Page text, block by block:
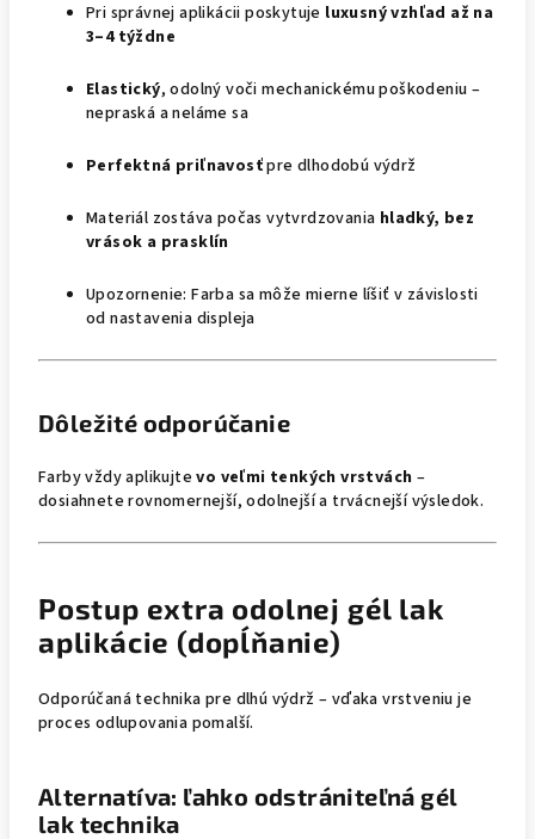
Pri správnej aplikácii poskytuje luxusný vzhľad až na
3–4 týždne
Elastický, odolný voči mechanickému poškodeniu –
nepraská a neláme sa
Perfektná priľnavosťpre dlhodobú výdrž
Materiál zostáva počas vytvrdzovania hladký, bez
vrások a prasklín
Upozornenie: Farba sa môže mierne líšiť v závislosti
od nastavenia displeja
Dôležité odporúčanie
Farby vždy aplikujtevo veľmi tenkých vrstvách –
dosiahnete rovnomernejší, odolnejší a trvácnejší výsledok.
Postup extra odolnej gél lak
aplikácie (dopĺňanie)
Odporúčaná technika pre dlhú výdrž – vďaka vrstveniu je
proces odlupovania pomalší.
Alternatíva: ľahko odstrániteľná gél
lak technika